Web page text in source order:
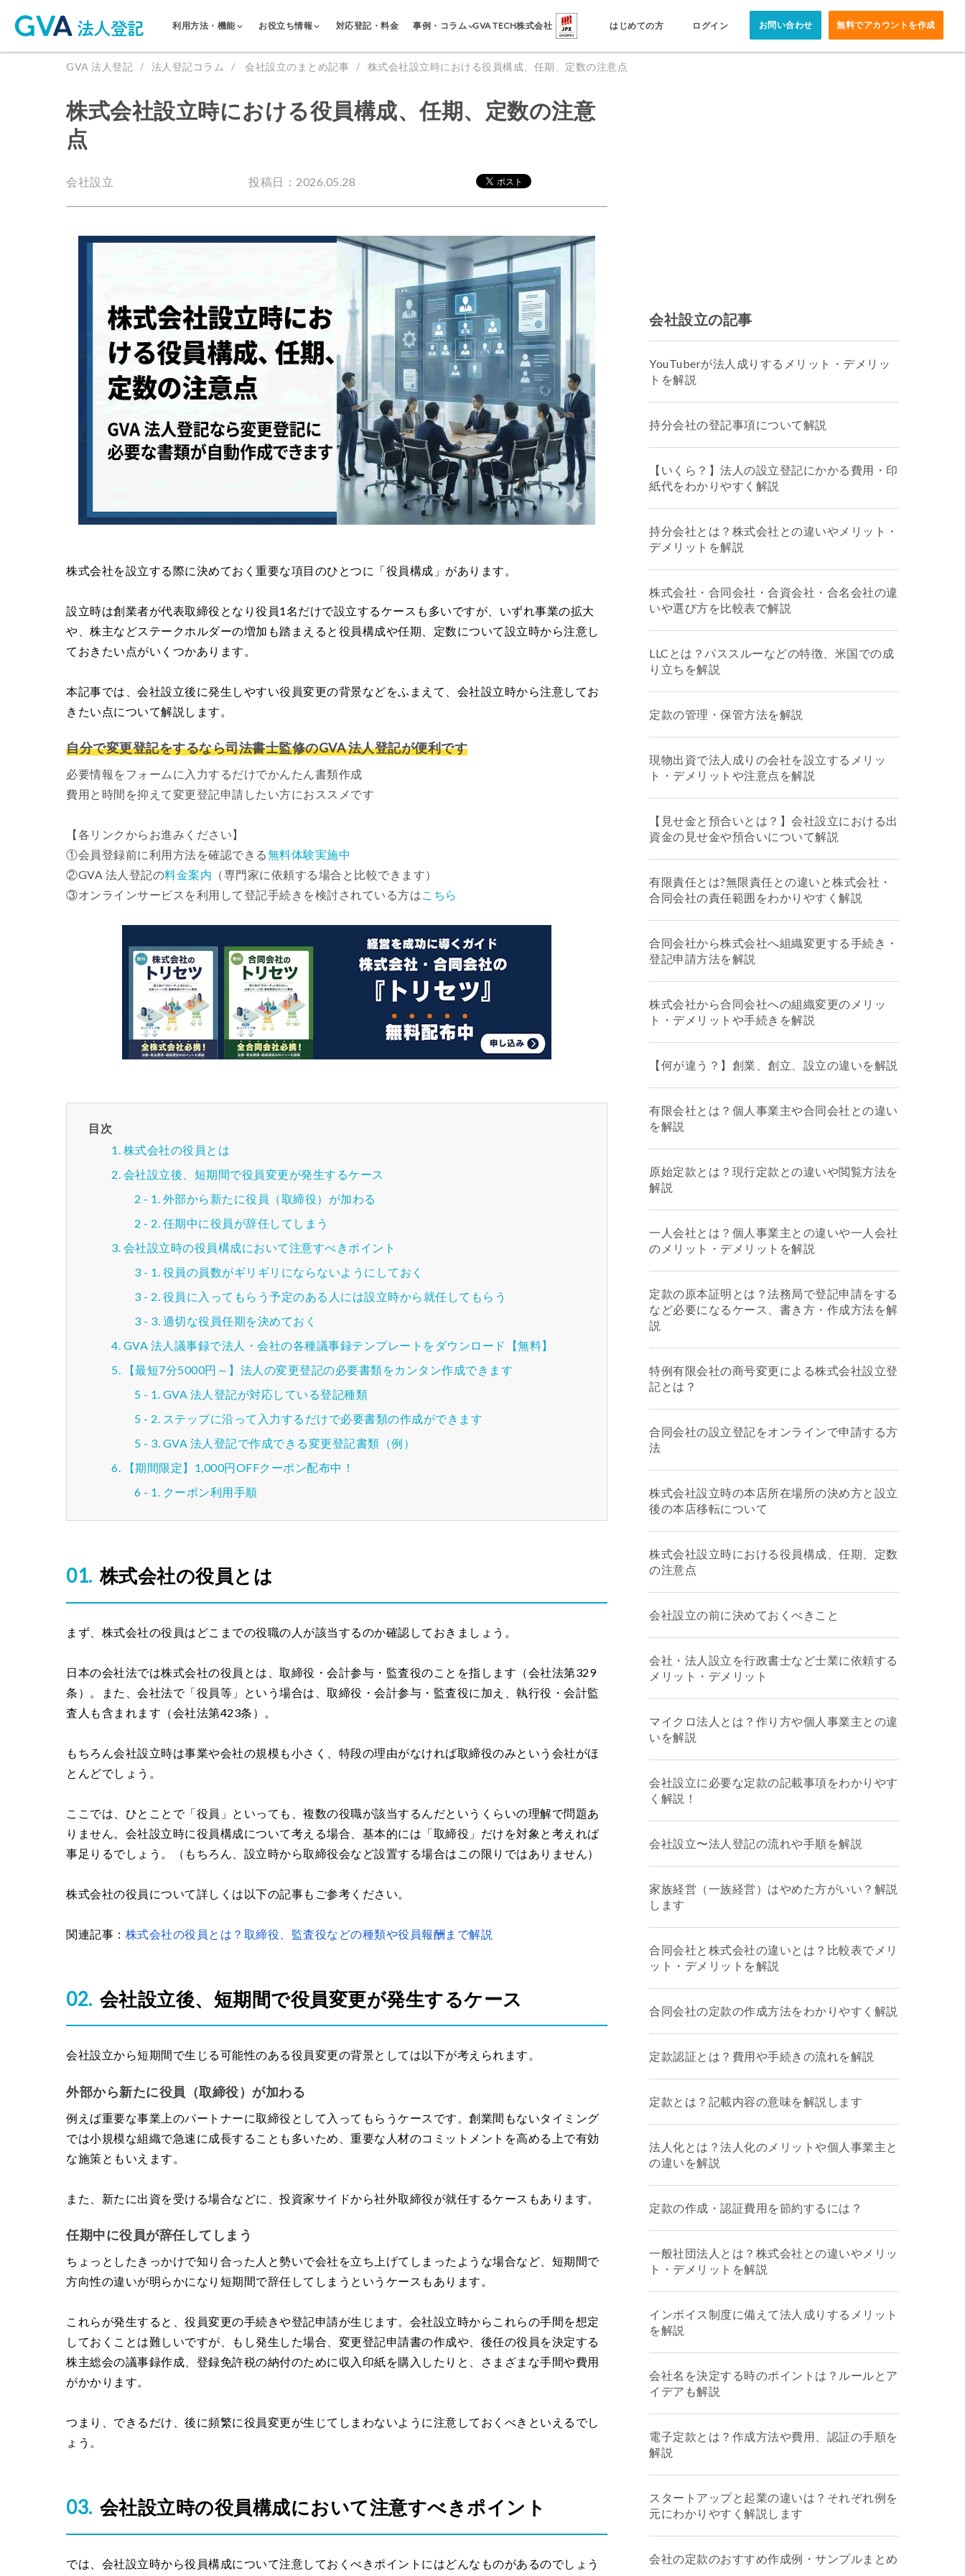
利用方法・機能 お役立ち情報 対応登記・料金 事例・コラム GVA TECH株式会社 はじめての方 ログイン お問い合わせ 無料でアカウントを作成
GVA 法人登記 法人登記コラム 会社設立のまとめ記事 株式会社設立時における役員構成、任期、定数の注意点
株式会社設立時における役員構成、任期、定数の注意
点
会社設立 投稿日：2026.05.28
株式会社を設立する際に決めておく重要な項目のひとつに「役員構成」があります。
設立時は創業者が代表取締役となり役員1名だけで設立するケースも多いですが、いずれ事業の拡大
や、株主などステークホルダーの増加も踏まえると役員構成や任期、定数について設立時から注意し
ておきたい点がいくつかあります。
本記事では、会社設立後に発生しやすい役員変更の背景などをふまえて、会社設立時から注意してお
きたい点について解説します。
自分で変更登記をするなら司法書士監修のGVA 法人登記が便利です
必要情報をフォームに入力するだけでかんたん書類作成
費用と時間を抑えて変更登記申請したい方におススメです
【各リンクからお進みください】
①会員登録前に利用方法を確認できる無料体験実施中
②GVA 法人登記の料金案内 （専門家に依頼する場合と比較できます）
③オンラインサービスを利用して登記手続きを検討されている方はこちら
目次
株式会社の役員とは
会社設立後、短期間で役員変更が発生するケース
外部から新たに役員（取締役）が加わる
任期中に役員が辞任してしまう
会社設立時の役員構成において注意すべきポイント
役員の員数がギリギリにならないようにしておく
役員に入ってもらう予定のある人には設立時から就任してもらう
適切な役員任期を決めておく
GVA 法人議事録で法人・会社の各種議事録テンプレートをダウンロード【無料】
【最短7分5000円～】法人の変更登記の必要書類をカンタン作成できます
GVA 法人登記が対応している登記種類
ステップに沿って入力するだけで必要書類の作成ができます
GVA 法人登記で作成できる変更登記書類（例）
【期間限定】1,000円OFFクーポン配布中！
クーポン利用手順
株式会社の役員とは
まず、株式会社の役員はどこまでの役職の人が該当するのか確認しておきましょう。
日本の会社法では株式会社の役員とは、取締役・会計参与・監査役のことを指します（会社法第329
条）。また、会社法で「役員等」という場合は、取締役・会計参与・監査役に加え、執行役・会計監
査人も含まれます（会社法第423条）。
もちろん会社設立時は事業や会社の規模も小さく、特段の理由がなければ取締役のみという会社がほ
とんどでしょう。
ここでは、ひとことで「役員」といっても、複数の役職が該当するんだというくらいの理解で問題あ
りません。会社設立時に役員構成について考える場合、基本的には「取締役」だけを対象と考えれば
事足りるでしょう。（もちろん、設立時から取締役会など設置する場合はこの限りではありません）
株式会社の役員について詳しくは以下の記事もご参考ください。
関連記事： 株式会社の役員とは？取締役、監査役などの種類や役員報酬まで解説
会社設立後、短期間で役員変更が発生するケース
会社設立から短期間で生じる可能性のある役員変更の背景としては以下が考えられます。
外部から新たに役員（取締役）が加わる
例えば重要な事業上のパートナーに取締役として入ってもらうケースです。創業間もないタイミング
では小規模な組織で急速に成長することも多いため、重要な人材のコミットメントを高める上で有効
な施策ともいえます。
また、新たに出資を受ける場合などに、投資家サイドから社外取締役が就任するケースもあります。
任期中に役員が辞任してしまう
ちょっとしたきっかけで知り合った人と勢いで会社を立ち上げてしまったような場合など、短期間で
方向性の違いが明らかになり短期間で辞任してしまうというケースもあります。
これらが発生すると、役員変更の手続きや登記申請が生じます。会社設立時からこれらの手間を想定
しておくことは難しいですが、もし発生した場合、変更登記申請書の作成や、後任の役員を決定する
株主総会の議事録作成、登録免許税の納付のために収入印紙を購入したりと、さまざまな手間や費用
がかかります。
つまり、できるだけ、後に頻繁に役員変更が生じてしまわないように注意しておくべきといえるでし
ょう。
会社設立時の役員構成において注意すべきポイント
では、会社設立時から役員構成について注意しておくべきポイントにはどんなものがあるのでしょう
会社設立の記事
YouTuberが法人成りするメリット・デメリッ
トを解説
持分会社の登記事項について解説
【いくら？】法人の設立登記にかかる費用・印
紙代をわかりやすく解説
持分会社とは？株式会社との違いやメリット・
デメリットを解説
株式会社・合同会社・合資会社・合名会社の違
いや選び方を比較表で解説
LLCとは？パススルーなどの特徴、米国での成
り立ちを解説
定款の管理・保管方法を解説
現物出資で法人成りの会社を設立するメリッ
ト・デメリットや注意点を解説
【見せ金と預合いとは？】会社設立における出
資金の見せ金や預合いについて解説
有限責任とは?無限責任との違いと株式会社・
合同会社の責任範囲をわかりやすく解説
合同会社から株式会社へ組織変更する手続き・
登記申請方法を解説
株式会社から合同会社への組織変更のメリッ
ト・デメリットや手続きを解説
【何が違う？】創業、創立、設立の違いを解説
有限会社とは？個人事業主や合同会社との違い
を解説
原始定款とは？現行定款との違いや閲覧方法を
解説
一人会社とは？個人事業主との違いや一人会社
のメリット・デメリットを解説
定款の原本証明とは？法務局で登記申請をする
など必要になるケース、書き方・作成方法を解
説
特例有限会社の商号変更による株式会社設立登
記とは？
合同会社の設立登記をオンラインで申請する方
法
株式会社設立時の本店所在場所の決め方と設立
後の本店移転について
株式会社設立時における役員構成、任期、定数
の注意点
会社設立の前に決めておくべきこと
会社・法人設立を行政書士など士業に依頼する
メリット・デメリット
マイクロ法人とは？作り方や個人事業主との違
いを解説
会社設立に必要な定款の記載事項をわかりやす
く解説！
会社設立〜法人登記の流れや手順を解説
家族経営（一族経営）はやめた方がいい？解説
します
合同会社と株式会社の違いとは？比較表でメリ
ット・デメリットを解説
合同会社の定款の作成方法をわかりやすく解説
定款認証とは？費用や手続きの流れを解説
定款とは？記載内容の意味を解説します
法人化とは？法人化のメリットや個人事業主と
の違いを解説
定款の作成・認証費用を節約するには？
一般社団法人とは？株式会社との違いやメリッ
ト・デメリットを解説
インボイス制度に備えて法人成りするメリット
を解説
会社名を決定する時のポイントは？ルールとア
イデアも解説
電子定款とは？作成方法や費用、認証の手順を
解説
スタートアップと起業の違いは？それぞれ例を
元にわかりやすく解説します
会社の定款のおすすめ作成例・サンプルまとめ